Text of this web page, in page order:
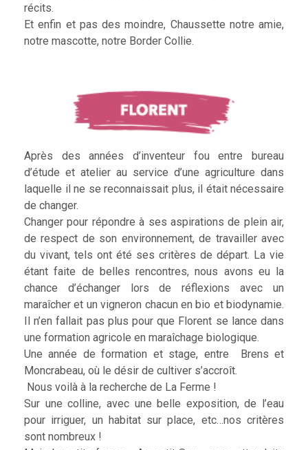
récits.
Et enfin et pas des moindre, Chaussette notre amie,
notre mascotte, notre Border Collie.
Après des années d’inventeur fou entre bureau
d’étude et atelier au service d’une agriculture dans
laquelle il ne se reconnaissait plus, il était nécessaire
de changer.
Changer pour répondre à ses aspirations de plein air,
de respect de son environnement, de travailler avec
du vivant, tels ont été ses critères de départ. La vie
étant faite de belles rencontres, nous avons eu la
chance d’échanger lors de réflexions avec un
maraîcher et un vigneron chacun en bio et biodynamie.
Il n’en fallait pas plus pour que Florent se lance dans
une formation agricole en maraîchage biologique.
Une année de formation et stage, entre Brens et
Moncrabeau, où le désir de cultiver s’accroît.
Nous voilà à la recherche de La Ferme !
Sur une colline, avec une belle exposition, de l’eau
pour irriguer, un habitat sur place, etc…nos critères
sont nombreux !